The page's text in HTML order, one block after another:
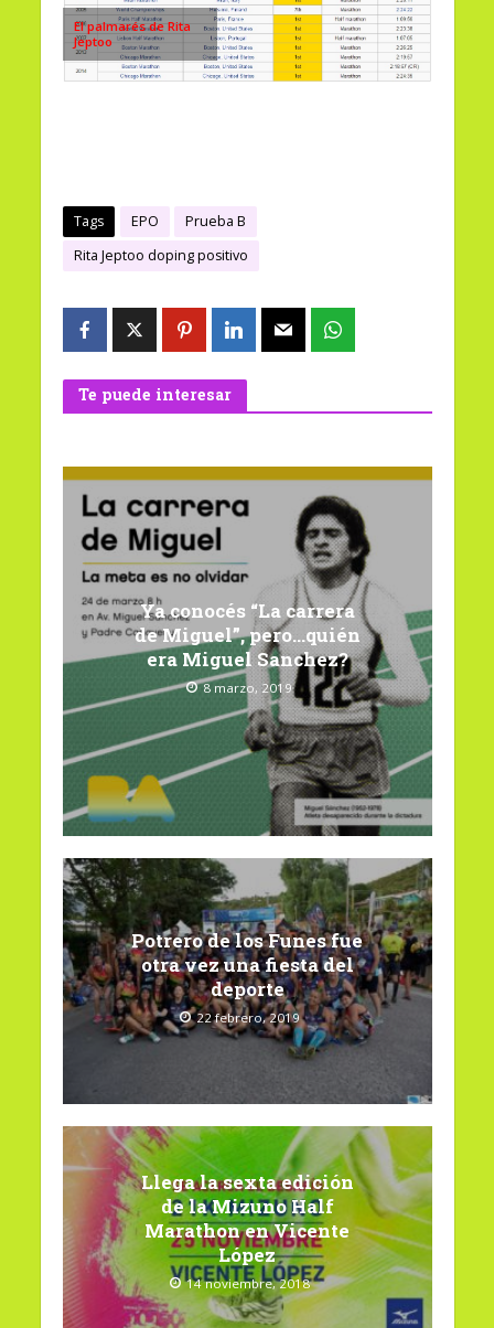
El palmarés de Rita
Jeptoo
Tags EPO
Prueba B
Rita Jeptoo doping positivo
Te puede interesar
Ya conocés “La carrera
de Miguel”, pero…quién
era Miguel Sanchez?
8 marzo, 2019
Potrero de los Funes fue
otra vez una fiesta del
deporte
22 febrero, 2019
Llega la sexta edición
de la Mizuno Half
Marathon en Vicente
López
14 noviembre, 2018